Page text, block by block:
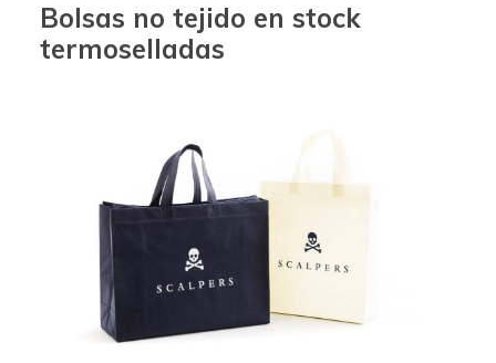
Bolsas no tejido en stock
termoselladas